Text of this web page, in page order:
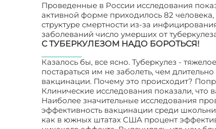
Проведенные в России исследования
активной форме приходилось 82 человека,
структуре смертности из-за
заболеваний число умерших от
С ТУБЕРКУЛЕЗОМ НАДО БОРОТЬСЯ!
Казалось бы, все ясно. Туберкулез -
постараться им не заболеть, чем
вакцинации. Почему это происходит?
Клинические исследования показали, что
Наиболее значительные исследования
эффективность вакцинации среди
как в южных штатах США процент